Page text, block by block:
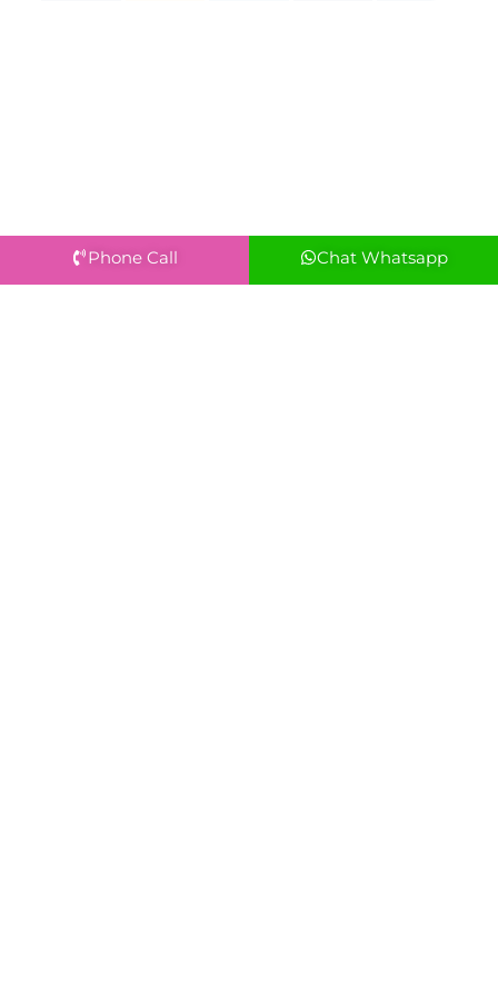
Phone Call Chat Whatsapp